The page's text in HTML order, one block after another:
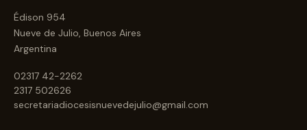
Édison 954
Nueve de Julio, Buenos Aires
Argentina
02317 42-2262
2317 502626
secretariadiocesisnuevedejulio@gmail.com